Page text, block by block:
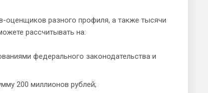
оценщиков разного профиля, а также тысячи
рассчитывать на:
федерального законодательства и
200 миллионов рублей;